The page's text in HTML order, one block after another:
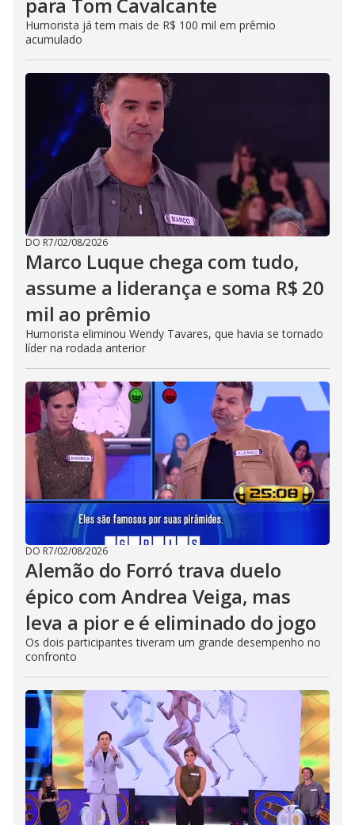
Humorista já tem mais de R$ 100 mil em prêmio
acumulado
DO R7/02/08/2026
Marco Luque chega com tudo,
assume a liderança e soma R$ 20
mil ao prêmio
Humorista eliminou Wendy Tavares, que havia se tornado
líder na rodada anterior
DO R7/02/08/2026
Alemão do Forró trava duelo
épico com Andrea Veiga, mas
leva a pior e é eliminado do jogo
Os dois participantes tiveram um grande desempenho no
confronto